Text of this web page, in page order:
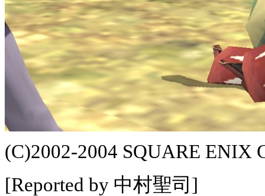
(C)2002-2004 SQUARE ENIX
[Reported by 中村聖司]